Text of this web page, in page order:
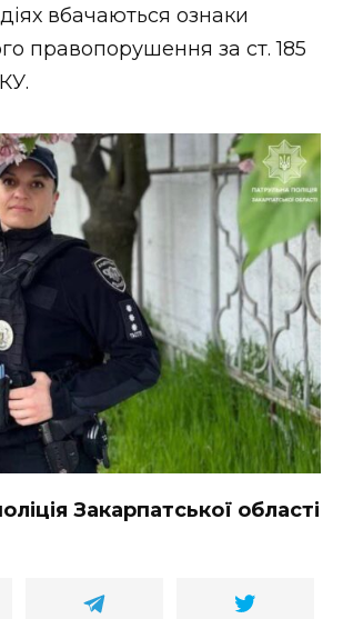
вбачаються ознаки
правопорушення за ст. 185
Закарпатської області